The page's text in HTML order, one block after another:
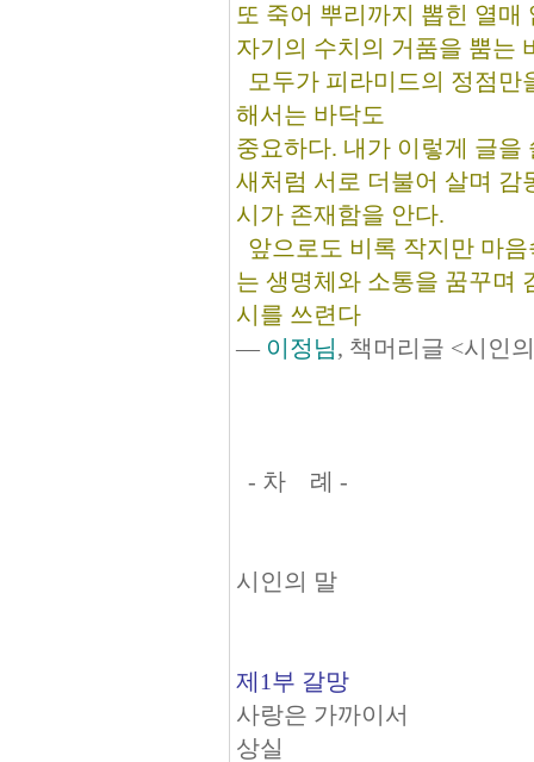
또 죽어 뿌리까지 뽑힌 열매
자기의 수치의 거품을 뿜는
모두가 피라미드의 정점만
해서는 바닥도
중요하다. 내가 이렇게 글을
새처럼 서로 더불어 살며 감
시가 존재함을 안다.
앞으로도 비록 작지만 마
는 생명체와 소통을 꿈꾸며
시를 쓰련다
― 이정님, 책머리글 <시인
- 차 례 -
시인의 말
제1부 갈망
사랑은 가까이서
상실